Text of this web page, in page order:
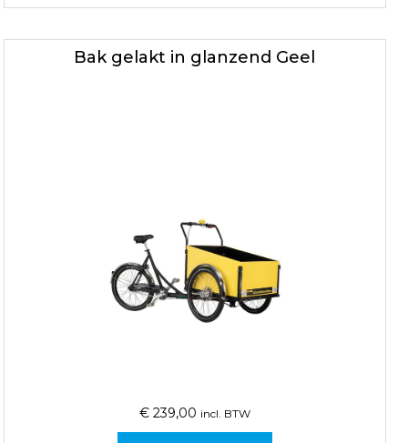
Bak gelakt in glanzend Geel
€ 239,00 incl. BTW